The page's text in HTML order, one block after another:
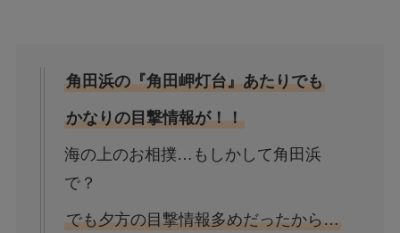
角田浜の『角田岬灯台』あたりでも
かなりの目撃情報が！！
海の上のお相撲…もしかして角田浜
で？
でも夕方の目撃情報多めだったから…